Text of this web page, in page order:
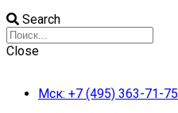
Search
Close
Мск: +7 (495) 363-71-75